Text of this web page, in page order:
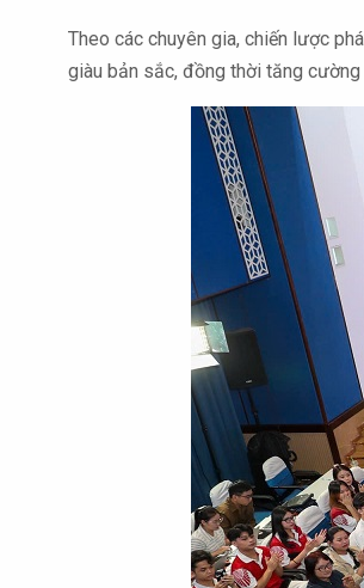
Theo các chuyên gia, chiến lược
giàu bản sắc, đồng thời tăng